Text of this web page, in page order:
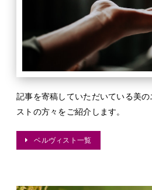
記事を寄稿していただいている美
ストの方々をご紹介します。
ベルヴィスト一覧